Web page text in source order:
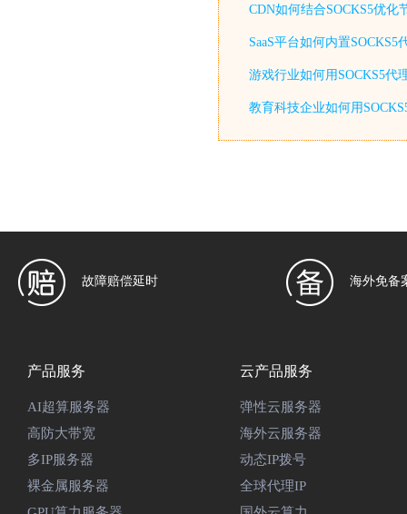
CDN如何结合SOCKS5优
SaaS平台如何内置
游戏行业如何用SOCKS5代
教育科技企业如何用
故障赔偿延时 海外免备
产品服务
AI超算服务器
高防大带宽
多IP服务器
裸金属服务器
云产品服务
弹性云服务器
海外云服务器
动态IP拨号
全球代理IP